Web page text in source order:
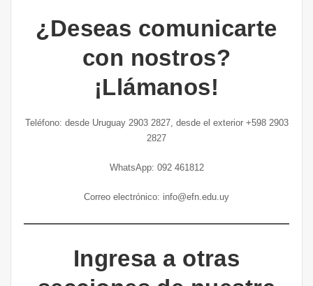
¿Deseas comunicarte
con nostros?
¡Llámanos!
Teléfono: desde Uruguay 2903 2827, desde el exterior +598 2903
2827
WhatsApp: 092 461812
Correo electrónico: info@efn.edu.uy
Ingresa a otras